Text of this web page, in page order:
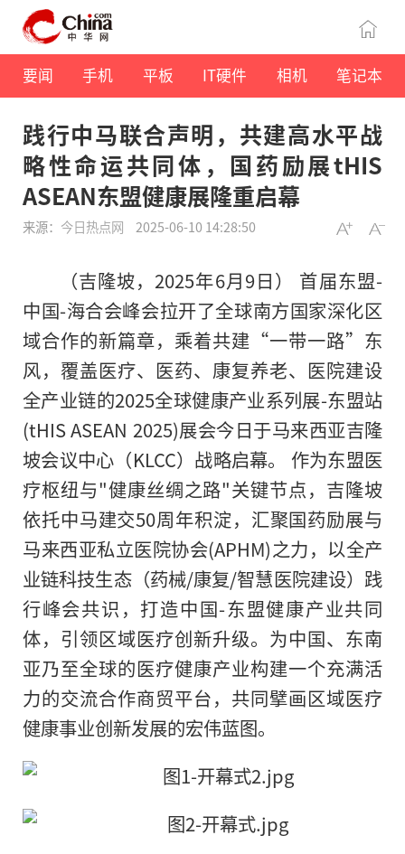
要闻 手机 平板 IT硬件 相机 笔记本
践行中马联合声明，共建高水平战
略性命运共同体，国药励展tHIS
ASEAN东盟健康展隆重启幕
来源： 今日热点网 2025-06-10 14:28:50
（吉隆坡，2025年6月9日） 首届东盟-
中国-海合会峰会拉开了全球南方国家深化区
域合作的新篇章，乘着共建“一带一路”东
风，覆盖医疗、医药、康复养老、医院建设
全产业链的2025全球健康产业系列展-东盟站
(tHIS ASEAN 2025)展会今日于马来西亚吉隆
坡会议中心（KLCC）战略启幕。 作为东盟医
疗枢纽与"健康丝绸之路"关键节点，吉隆坡
依托中马建交50周年积淀，汇聚国药励展与
马来西亚私立医院协会(APHM)之力，以全产
业链科技生态（药械/康复/智慧医院建设）践
行峰会共识，打造中国-东盟健康产业共同
体，引领区域医疗创新升级。为中国、东南
亚乃至全球的医疗健康产业构建一个充满活
力的交流合作商贸平台，共同擘画区域医疗
健康事业创新发展的宏伟蓝图。